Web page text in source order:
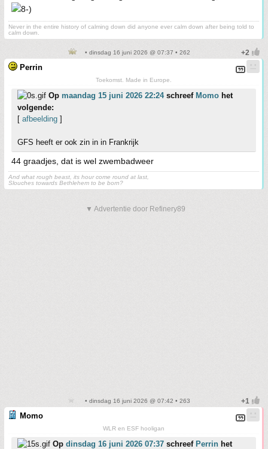
Never in the entire history of calming down did anyone ever calm down after being told to
calm down.
• dinsdag 16 juni 2026 @ 07:37 • 262
Perrin
Toekomst. Made in Europe.
Op maandag 15 juni 2026 22:24schreef Momo het
volgende:
[ afbeelding ]
GFS heeft er ook zin in in Frankrijk
44 graadjes, dat is wel zwembadweer
And what rough beast, its hour come round at last,
Slouches towards Bethlehem to be born?
▼ Advertentie door Refinery89
• dinsdag 16 juni 2026 @ 07:42 • 263
Momo
WLR en ESF hooligan
Op dinsdag 16 juni 2026 07:37 schreef Perrin het